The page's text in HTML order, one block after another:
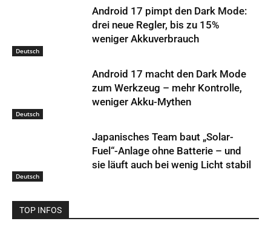
Deutsch
Android 17 pimpt den Dark Mode:
drei neue Regler, bis zu 15%
weniger Akkuverbrauch
Deutsch
Android 17 macht den Dark Mode
zum Werkzeug – mehr Kontrolle,
weniger Akku-Mythen
Deutsch
Japanisches Team baut „Solar-
Fuel“-Anlage ohne Batterie – und
sie läuft auch bei wenig Licht stabil
TOP INFOS